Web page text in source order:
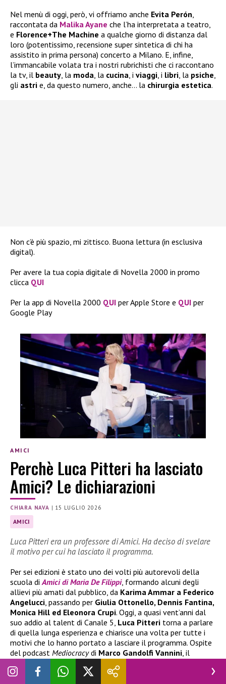
Nel menù di oggi, però, vi offriamo anche Evita Perón,
raccontata da Malika Ayane che l’ha interpretata a teatro,
e Florence+The Machine a qualche giorno di distanza dal
loro (potentissimo, recensione super sintetica di chi ha
assistito in prima persona) concerto a Milano. E, infine,
l’immancabile volata tra i nostri rubrichisti che ci raccontano
la tv, il beauty, la moda, la cucina, i viaggi, i libri, la psiche,
gli astri e, da questo numero, anche… la chirurgia estetica.
Non c’è più spazio, mi zittisco. Buona lettura (in esclusiva
digital).
Per avere la tua copia digitale di Novella 2000 in promo
clicca QUI
Per la app di Novella 2000 QUI per Apple Store e QUI per
Google Play
AMICI
Perchè Luca Pitteri ha lasciato
Amici? Le dichiarazioni
CHIARA NAVA | 15 LUGLIO 2026
AMICI
Luca Pitteri era un professore di Amici. Ha deciso di svelare
il motivo per cui ha lasciato il programma.
Per sei edizioni è stato uno dei volti più autorevoli della
scuola diAmici di Maria De Filippi, formando alcuni degli
allievi più amati dal pubblico, da Karima Ammar a Federico
Angelucci, passando per Giulia Ottonello, Dennis Fantina,
Monica Hill ed Eleonora Crupi. Oggi, a quasi vent’anni dal
suo addio al talent di Canale 5, Luca Pitteri torna a parlare
di quella lunga esperienza e chiarisce una volta per tutte i
motivi che lo hanno portato a lasciare il programma. Ospite
del podcast Mediocracydi Marco Gandolfi Vannini, il
maestro di canto ha raccontato che la sua uscita non fu una
decisione imposta dalla produzione, ma una scelta maturata